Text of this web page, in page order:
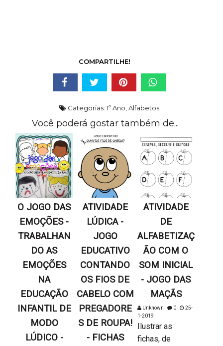
COMPARTILHE!
Categorias: 1º Ano Alfabetos
Você poderá gostar também de...
O JOGO DAS
EMOÇÕES -
TRABALHAN
DO AS
EMOÇÕES
NA
EDUCAÇÃO
INFANTIL DE
MODO
LÚDICO -
ATIVIDADE
LÚDICA -
JOGO
EDUCATIVO
CONTANDO
OS FIOS DE
CABELO COM
PREGADORE
S DE ROUPA!
- FICHAS
ATIVIDADE
DE
ALFABETIZAÇ
ÃO COM O
SOM INICIAL
- JOGO DAS
MAÇÃS
Unknown 0
25-
1-2019
Ilustrar as
fichas, de